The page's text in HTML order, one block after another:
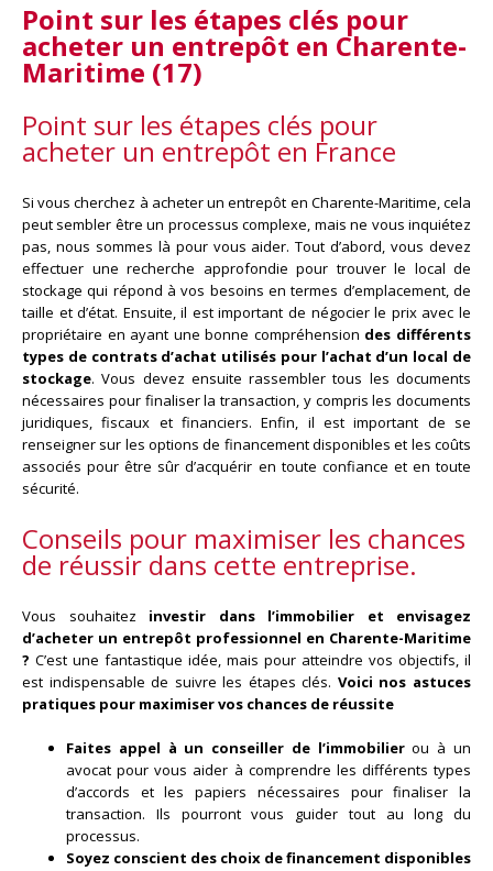
Point sur les étapes clés pour
acheter un entrepôt en Charente-
Maritime (17)
Point sur les étapes clés pour
acheter un entrepôt en France
Si vous cherchez à acheter un entrepôt en Charente-Maritime, cela
peut sembler être un processus complexe, mais ne vous inquiétez
pas, nous sommes là pour vous aider. Tout d’abord, vous devez
effectuer une recherche approfondie pour trouver le local de
stockage qui répond à vos besoins en termes d’emplacement, de
taille et d’état. Ensuite, il est important de négocier le prix avec le
propriétaire en ayant une bonne compréhension des différents
types de contrats d’achat utilisés pour l’achat d’un local de
stockage. Vous devez ensuite rassembler tous les documents
nécessaires pour finaliser la transaction, y compris les documents
juridiques, fiscaux et financiers. Enfin, il est important de se
renseigner sur les options de financement disponibles et les coûts
associés pour être sûr d’acquérir en toute confiance et en toute
sécurité.
Conseils pour maximiser les chances
de réussir dans cette entreprise.
Vous souhaitez investir dans l’immobilier et envisagez
d’acheter un entrepôt professionnel en Charente-Maritime
? C’est une fantastique idée, mais pour atteindre vos objectifs, il
est indispensable de suivre les étapes clés. Voici nos astuces
pratiques pour maximiser vos chances de réussite
Faites appel à un conseiller de l’immobilierou à un
avocat pour vous aider à comprendre les différents types
d’accords et les papiers nécessaires pour finaliser la
transaction. Ils pourront vous guider tout au long du
processus.
Soyez conscient des choix de financement disponibles